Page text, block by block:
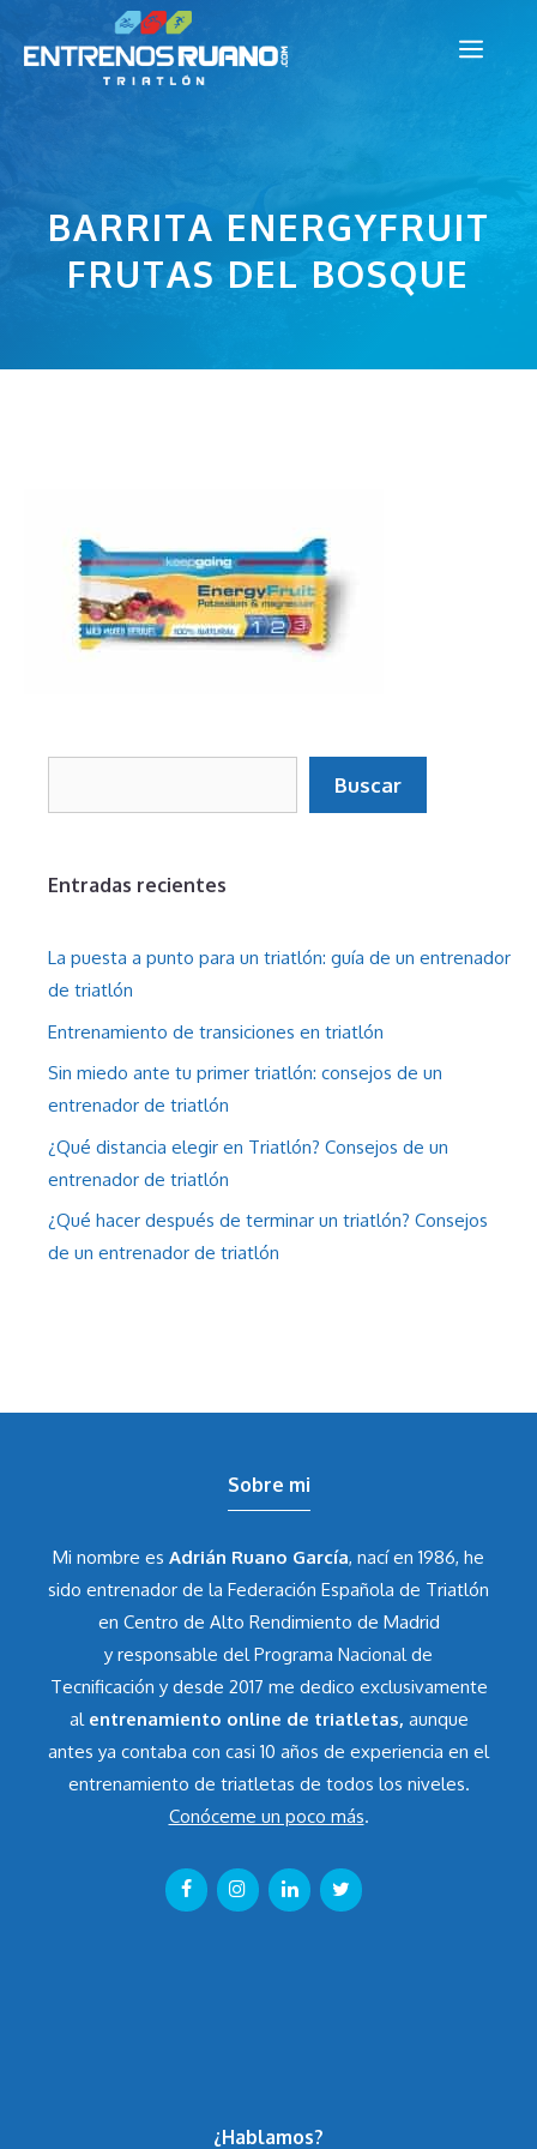
BARRITA ENERGYFRUIT
FRUTAS DEL BOSQUE
Buscar
Entradas recientes
La puesta a punto para un triatlón: guía de un entrenador
de triatlón
Entrenamiento de transiciones en triatlón
Sin miedo ante tu primer triatlón: consejos de un
entrenador de triatlón
¿Qué distancia elegir en Triatlón? Consejos de un
entrenador de triatlón
¿Qué hacer después de terminar un triatlón? Consejos
de un entrenador de triatlón
Sobre mi
Mi nombre es Adrián Ruano García, nací en 1986, he
sido entrenador de la Federación Española de Triatlón
en Centro de Alto Rendimiento de Madrid
y responsable del Programa Nacional de
Tecnificación y desde 2017 me dedico exclusivamente
al entrenamiento online de triatletas, aunque
antes ya contaba con casi 10 años de experiencia en el
entrenamiento de triatletas de todos los niveles.
Conóceme un poco más.
¿Hablamos?